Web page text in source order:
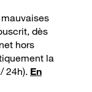
dès
hors
la
24h). En